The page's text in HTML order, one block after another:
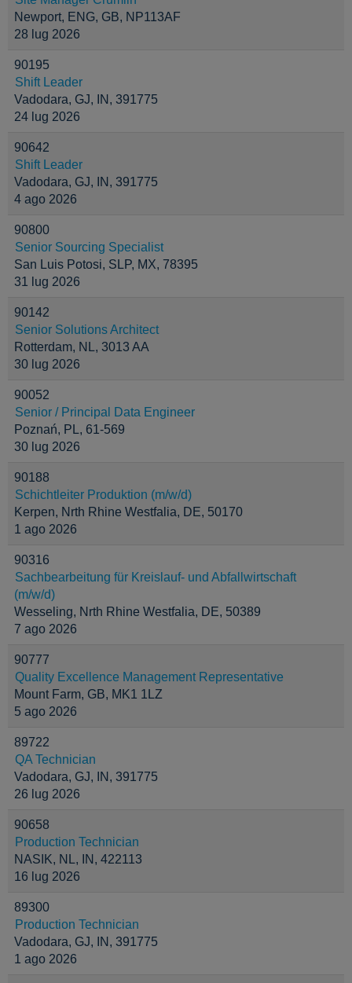
Newport, ENG, GB, NP113AF
28 lug 2026
90195
Shift Leader
Vadodara, GJ, IN, 391775
24 lug 2026
90642
Shift Leader
Vadodara, GJ, IN, 391775
4 ago 2026
90800
Senior Sourcing Specialist
San Luis Potosi, SLP, MX, 78395
31 lug 2026
90142
Senior Solutions Architect
Rotterdam, NL, 3013 AA
30 lug 2026
90052
Senior / Principal Data Engineer
Poznań, PL, 61-569
30 lug 2026
90188
Schichtleiter Produktion (m/w/d)
Kerpen, Nrth Rhine Westfalia, DE, 50170
1 ago 2026
90316
Sachbearbeitung für Kreislauf- und Abfallwirtschaft
(m/w/d)
Wesseling, Nrth Rhine Westfalia, DE, 50389
7 ago 2026
90777
Quality Excellence Management Representative
Mount Farm, GB, MK1 1LZ
5 ago 2026
89722
QA Technician
Vadodara, GJ, IN, 391775
26 lug 2026
90658
Production Technician
NASIK, NL, IN, 422113
16 lug 2026
89300
Production Technician
Vadodara, GJ, IN, 391775
1 ago 2026